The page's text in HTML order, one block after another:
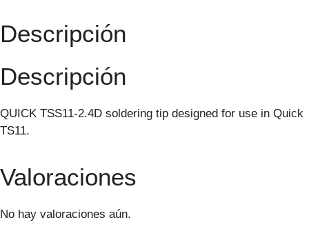
Descripción
Descripción
QUICK TSS11-2.4D soldering tip designed for use in Quick
TS11.
Valoraciones
No hay valoraciones aún.